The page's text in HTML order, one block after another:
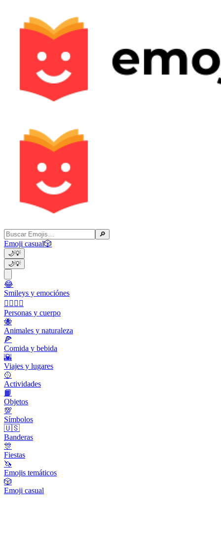
🔎
Emoji casual🎲
🌙💡
🌙💡
😂
Smileys y emociónes
👩‍❤️‍💋‍👨
Personas y cuerpo
🐝
Animales y naturaleza
🍕
Comida y bebida
🌇
Viajes y lugares
🥎
Actividades
📙
Objetos
💯
Símbolos
🇺🇸
Banderas
🎊
Fiestas
🦄
Emojis temáticos
🎲
Emoji casual